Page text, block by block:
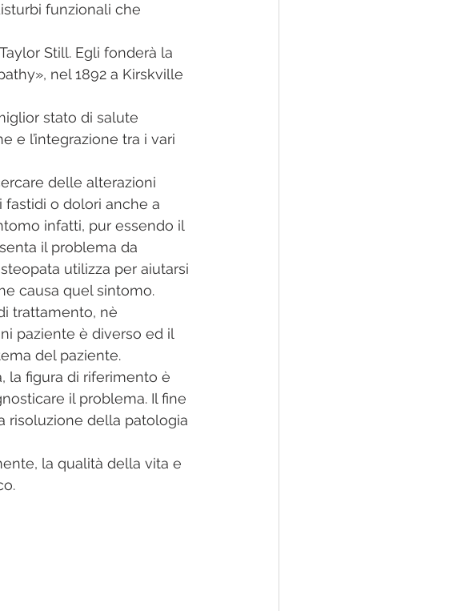
funzionali che
Still. Egli fonderà la
nel 1892 a Kirskville
stato di salute
e l’integrazione tra i vari
delle alterazioni
fastidi o dolori anche a
infatti, pur essendo il
il problema da
utilizza per aiutarsi
causa quel sintomo.
trattamento, nè
paziente è diverso ed il
del paziente.
la figura di riferimento è
il problema. Il fine
risoluzione della patologia
la qualità della vita e